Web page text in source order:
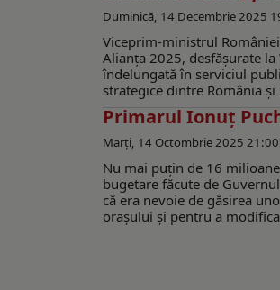
Duminică, 14 Decembrie 2025
Viceprim-ministrul
Alianța 2025, desfășurate
îndelungată în serviciul
strategice dintre România
Primarul Ionuț
Marți, 14 Octombrie 2025
Nu mai puțin de 16
bugetare făcute de
că era nevoie de găsirea
orașului și pentru a